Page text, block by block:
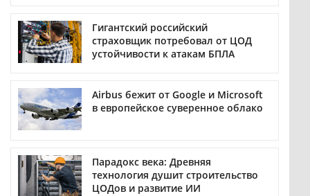
Гигантский российский
страховщик потребовал от ЦОД
устойчивости к атакам БПЛА
Airbus бежит от Google и Microsoft
в европейское суверенное облако
Парадокс века: Древняя
технология душит строительство
ЦОДов и развитие ИИ